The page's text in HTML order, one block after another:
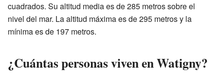
cuadrados. Su altitud media es de 285 metros sobre el
nivel del mar. La altitud máxima es de 295 metros y la
mínima es de 197 metros.
¿Cuántas personas viven en Watigny?